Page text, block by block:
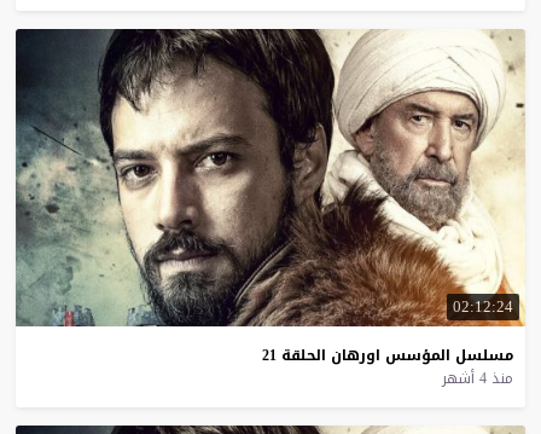
02:12:24
مسلسل المؤسس اورهان الحلقة 21
منذ 4 أشهر